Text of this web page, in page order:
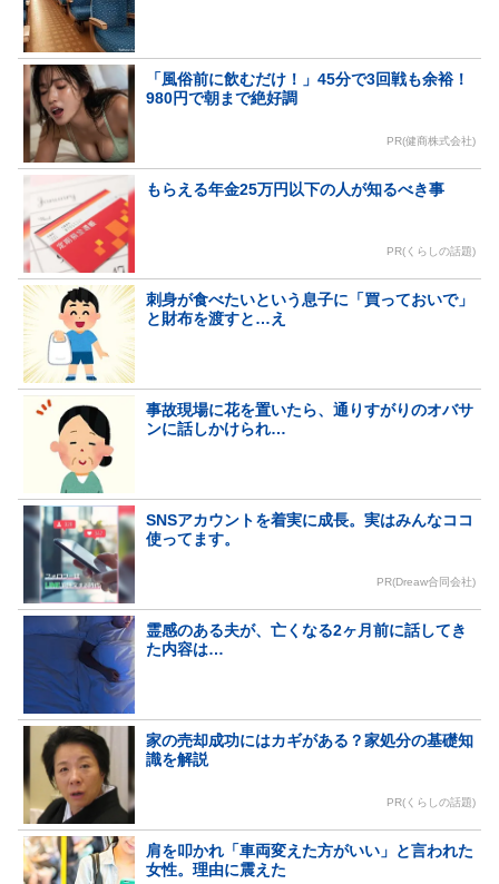
「風俗前に飲むだけ！」45分で3回戦も余裕！
980円で朝まで絶好調
PR(健商株式会社)
もらえる年金25万円以下の人が知るべき事
PR(くらしの話題)
刺身が食べたいという息子に「買っておいで」
と財布を渡すと…え
事故現場に花を置いたら、通りすがりのオバサ
ンに話しかけられ…
SNSアカウントを着実に成長。実はみんなココ
使ってます。
PR(Dreaw合同会社)
霊感のある夫が、亡くなる2ヶ月前に話してき
た内容は…
家の売却成功にはカギがある？家処分の基礎知
識を解説
PR(くらしの話題)
肩を叩かれ「車両変えた方がいい」と言われた
女性。理由に震えた